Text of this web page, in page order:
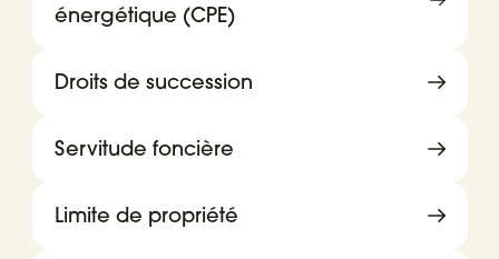
énergétique (CPE)
Droits de succession
Servitude foncière
Limite de propriété